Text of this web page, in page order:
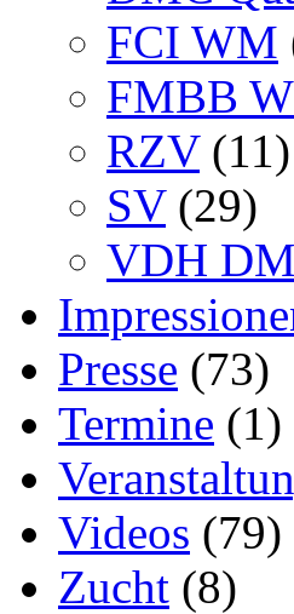
FCI WM
FMBB
RZV(11)
SV(29)
VDH DM
Presse (73)
Termine (1)
Videos (79)
Zucht (8)